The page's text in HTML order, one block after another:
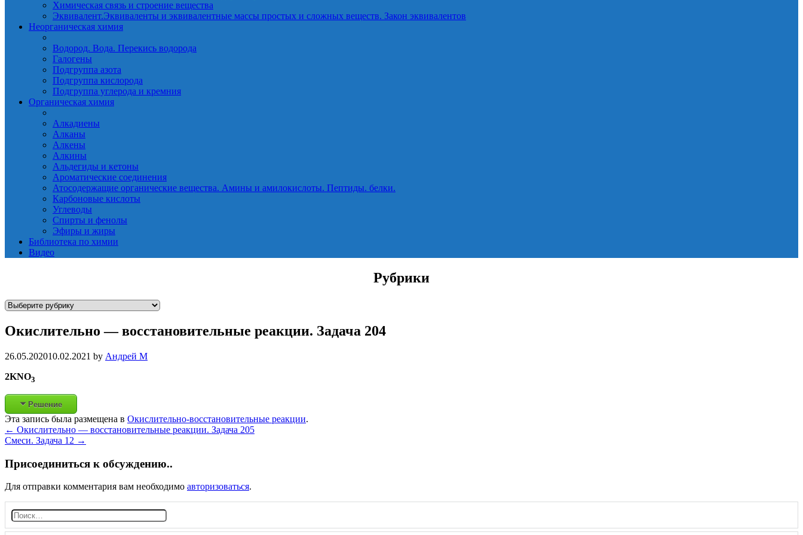
Химическая связь и строение вещества
Эквивалент.Эквиваленты и эквивалентные массы простых и сложных веществ. Закон эквивалентов
Неорганическая химия
Водород. Вода. Перекись водорода
Галогены
Подгруппа азота
Подгруппа кислорода
Подгруппа углерода и кремния
Органическая химия
Алкадиены
Алканы
Алкены
Алкины
Альдегиды и кетоны
Ароматические соединения
Атосодержащие органические вещества. Амины и амилокислоты. Пептиды. белки.
Карбоновые кислоты
Углеводы
Спирты и фенолы
Эфиры и жиры
Библиотека по химии
Видео
Рубрики
Р
б
и
и
Окислительно — восстановительные реакции. Задача 204
26.05.202010.02.2021 by Андрей М
2KNO3
Решение
Эта запись была размещена в Окислительно-восстановительные реакции.
Post
navigation
← Окислительно — восстановительные реакции. Задача 205
Смеси. Задача 12 →
Присоединиться к обсуждению..
Для отправки комментария вам необходимо авторизоваться.
Н
а